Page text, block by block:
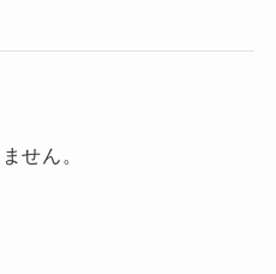
せん。